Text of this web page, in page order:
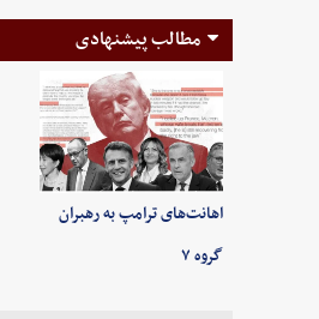
مطالب پیشنهادی
اهانت‌های ترامپ به رهبران
گروه ۷